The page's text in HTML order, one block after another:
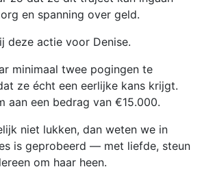
en spanning over geld.
deze actie voor Denise.
minimaal twee pogingen te
ze écht een eerlijke kans krijgt.
aan een bedrag van €15.000.
niet lukken, dan weten we in
is geprobeerd — met liefde, steun
om haar heen.